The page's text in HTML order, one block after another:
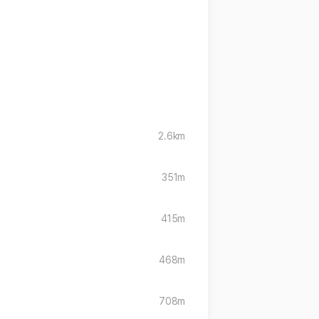
2.6km
351m
415m
468m
708m